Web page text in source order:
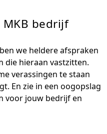
MKB bedrijf
we heldere afspraken
die hieraan vastzitten.
verassingen te staan
En zie in een oogopslag
voor jouw bedrijf en